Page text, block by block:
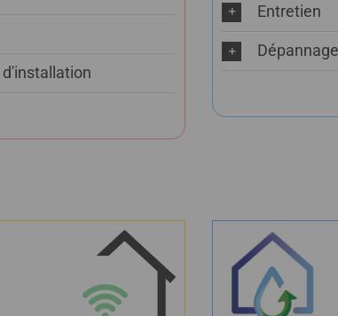
Entretien
Dépannage